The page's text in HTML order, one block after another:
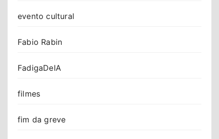
evento cultural
Fabio Rabin
FadigaDeIA
filmes
fim da greve